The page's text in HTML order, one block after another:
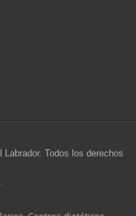
Todos los derechos